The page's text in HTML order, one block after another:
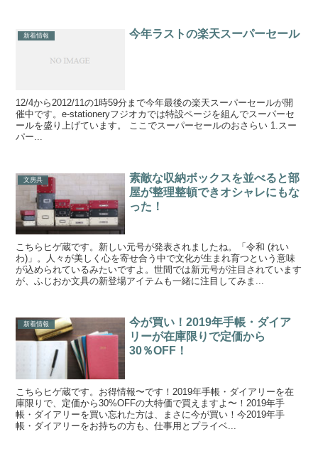
新着情報 今年ラストの楽天スーパーセール
12/4から2012/11の1時59分まで今年最後の楽天スーパーセールが開
催中です。e-stationeryフジオカでは特設ページを組んでスーパーセ
ールを盛り上げています。 ここでスーパーセールのおさらい 1.スー
パー...
文房具
素敵な収納ボックスを並べると部
屋が整理整頓できオシャレにもな
った！
こちらヒゲ蔵です。新しい元号が発表されましたね。「令和 (れい
わ)」。人々が美しく心を寄せ合う中で文化が生まれ育つという意味
が込められているみたいですよ。世間では新元号が注目されています
が、ふじおか文具の新登場アイテムも一緒に注目してみま...
新着情報
今が買い！2019年手帳・ダイア
リーが在庫限りで定価から
30％OFF！
こちらヒゲ蔵です。お得情報〜です！2019年手帳・ダイアリーを在
庫限りで、定価から30%OFFの大特価で買えますよ〜！2019年手
帳・ダイアリーを買い忘れた方は、まさに今が買い！今2019年手
帳・ダイアリーをお持ちの方も、仕事用とプライベ...